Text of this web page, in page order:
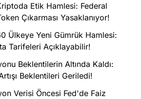
Etik Hamlesi: Federal
Çıkarması Yasaklanıyor!
Ülkeye Yeni Gümrük Hamlesi:
Tarifeleri Açıklayabilir!
Beklentilerin Altında Kaldı:
Beklentileri Geriledi!
Verisi Öncesi Fed'de Faiz